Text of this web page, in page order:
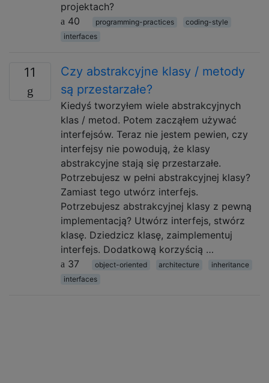
projektach?
40
programming-practices
coding-style
interfaces
11
Czy abstrakcyjne klasy / metody
są przestarzałe?
Kiedyś tworzyłem wiele abstrakcyjnych
klas / metod. Potem zacząłem używać
interfejsów. Teraz nie jestem pewien, czy
interfejsy nie powodują, że klasy
abstrakcyjne stają się przestarzałe.
Potrzebujesz w pełni abstrakcyjnej klasy?
Zamiast tego utwórz interfejs.
Potrzebujesz abstrakcyjnej klasy z pewną
implementacją? Utwórz interfejs, stwórz
klasę. Dziedzicz klasę, zaimplementuj
interfejs. Dodatkową korzyścią …
37
object-oriented architecture
inheritance
interfaces